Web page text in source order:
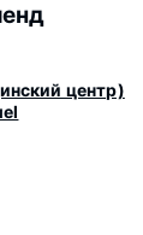
центр)